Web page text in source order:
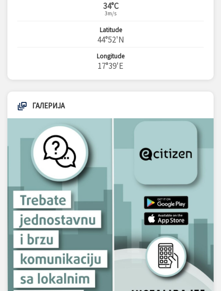
34°C
3m/s
Latitude
44°52'N
Longitude
17°39'E
ГАЛЕРИЈА